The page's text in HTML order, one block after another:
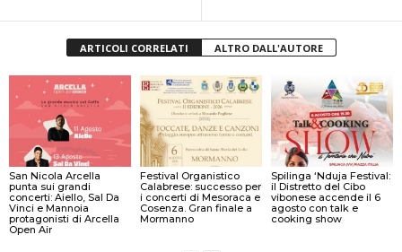
ARTICOLI CORRELATI ALTRO DALL'AUTORE
San Nicola Arcella
punta sui grandi
concerti: Aiello, Sal Da
Vinci e Mannoia
protagonisti di Arcella
Open Air
Festival Organistico
Calabrese: successo per
i concerti di Mesoraca e
Cosenza. Gran finale a
Mormanno
Spilinga ‘Nduja Festival:
il Distretto del Cibo
vibonese accende il 6
agosto con talk e
cooking show